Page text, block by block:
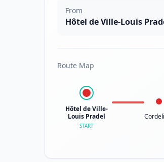
From
Hôtel de Ville-Louis
Route Map
Hôtel de Ville-
Louis Pradel
START